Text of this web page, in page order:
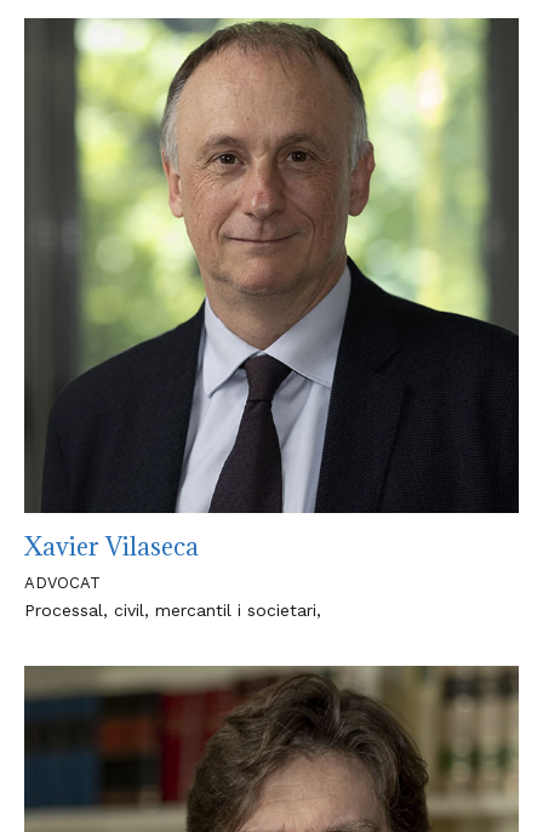
Xavier Vilaseca
ADVOCAT
Processal, civil, mercantil i societari,